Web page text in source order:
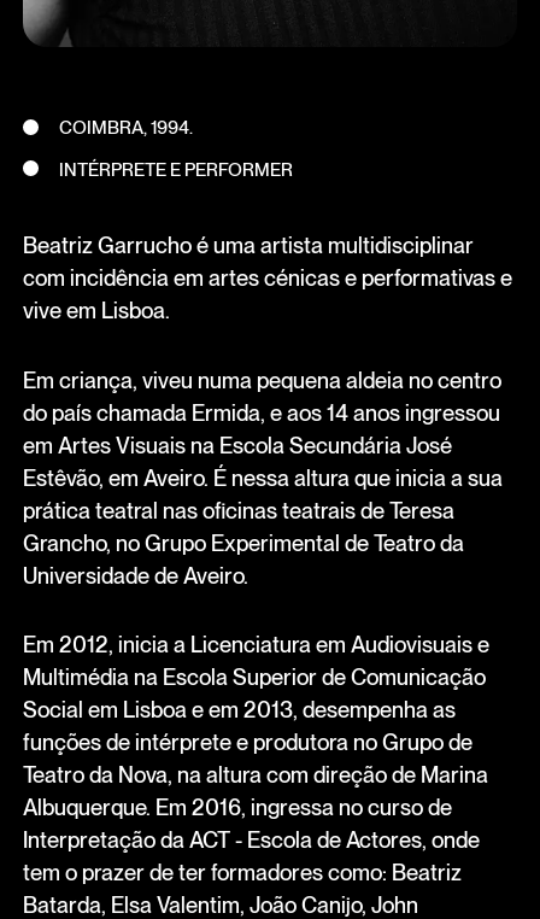
COIMBRA, 1994.
INTÉRPRETE E PERFORMER
Beatriz Garrucho é uma artista multidisciplinar
com incidência em artes cénicas e performativas e
vive em Lisboa.
Em criança, viveu numa pequena aldeia no centro
do país chamada Ermida, e aos 14 anos ingressou
em Artes Visuais na Escola Secundária José
Estêvão, em Aveiro. É nessa altura que inicia a sua
prática teatral nas oficinas teatrais de Teresa
Grancho, no Grupo Experimental de Teatro da
Universidade de Aveiro.
Em 2012, inicia a Licenciatura em Audiovisuais e
Multimédia na Escola Superior de Comunicação
Social em Lisboa e em 2013, desempenha as
funções de intérprete e produtora no Grupo de
Teatro da Nova, na altura com direção de Marina
Albuquerque. Em 2016, ingressa no curso de
Interpretação da ACT - Escola de Actores, onde
tem o prazer de ter formadores como: Beatriz
Batarda, Elsa Valentim, João Canijo, John